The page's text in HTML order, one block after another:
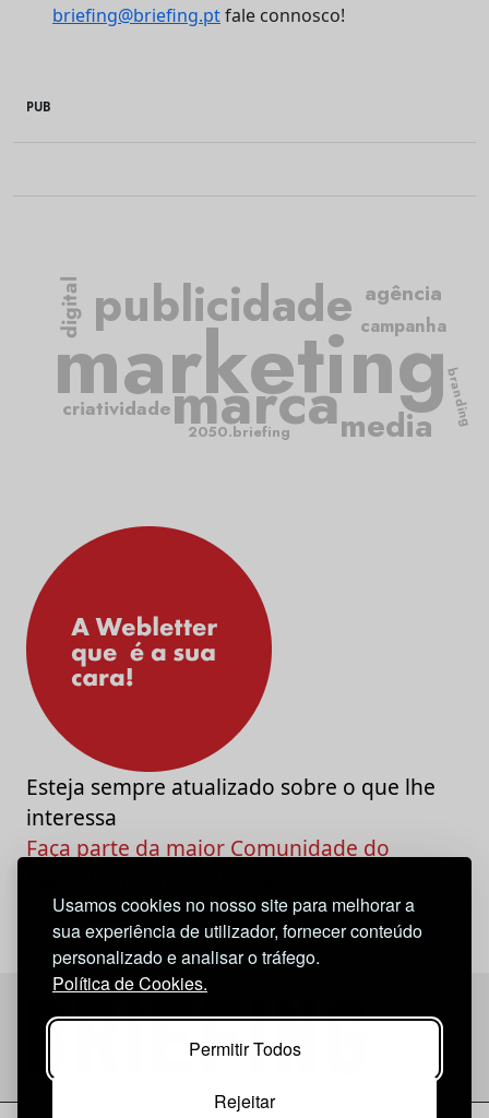
Usamos cookies no nosso site para melhorar a
sua experiência de utilizador, fornecer conteúdo
personalizado e analisar o tráfego.
Política de Cookies.
Permitir Todos
Rejeitar
briefing@briefing.ptfale connosco!
PUB
marketing
publicidade
marca
criatividade
campanha
media
agência
digital
2050.briefing
branding
Esteja sempre atualizado sobre o que lhe
interessa
Faça parte da maior Comunidade do